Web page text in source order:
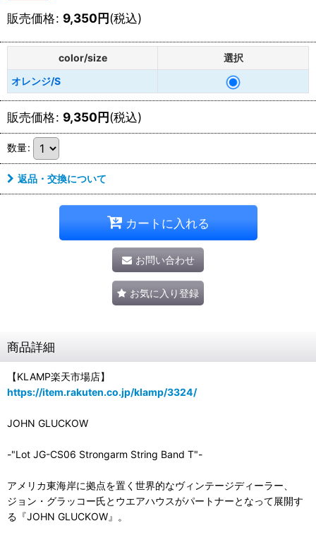
販売価格: 9,350円(税込)
color/size
選択
オレンジ/S
販売価格: 9,350円(税込)
数量:
返品・交換について
カートに入れる
お問い合わせ
お気に入り登録
商品詳細
【KLAMP楽天市場店】
https://item.rakuten.co.jp/klamp/3324/
JOHN GLUCKOW
-"Lot JG-CS06 Strongarm String Band T"-
アメリカ東海岸に拠点を置く世界的なヴィンテージディーラー、
ジョン・グラッコー氏とウエアハウスがパートナーとなって展開す
る『JOHN GLUCKOW』。